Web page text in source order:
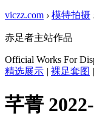
viczz.com › 模特拍摄
赤足者主站作品
Official Works For
精选展示 | 裸足套图 |
芊菁